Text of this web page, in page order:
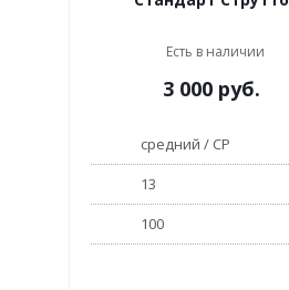
Есть в наличии
3 000руб.
средний / СР
13
100